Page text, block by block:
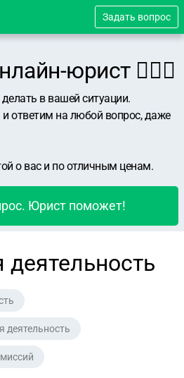
Задать вопрос
юрист 👨🏻‍⚖️
в вашей ситуации.
ответим на любой вопрос, даже
о вас и по отличным ценам.
Юрист поможет!
деятельность
деятельность